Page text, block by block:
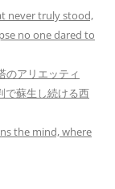
never truly stood,
no one dared to
のアリエッティ
で蘇生し続ける西
the mind, where